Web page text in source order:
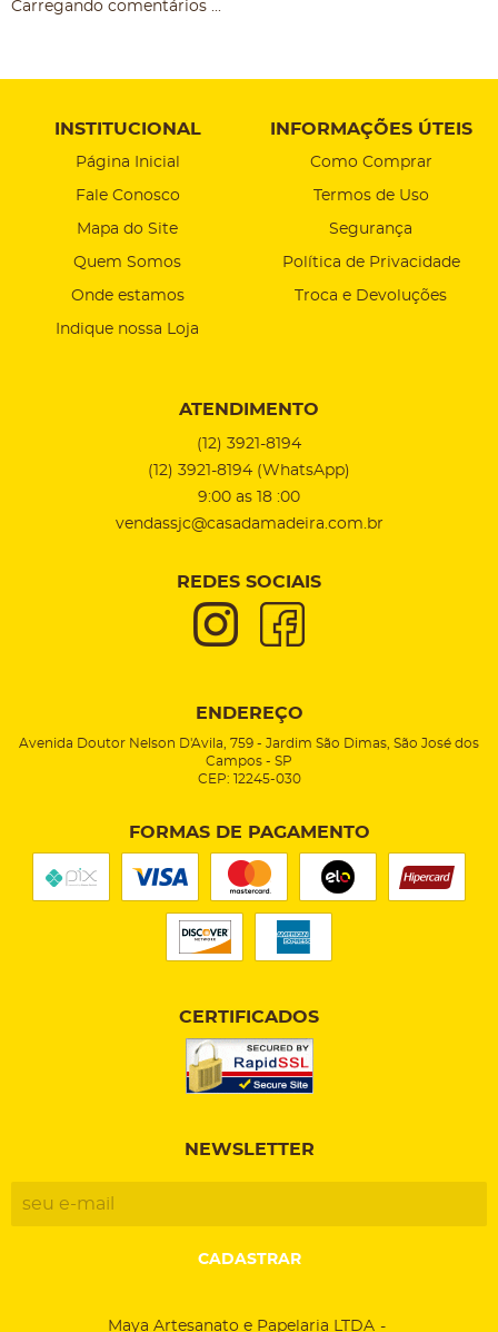
Carregando comentários ...
INSTITUCIONAL
Página Inicial
Fale Conosco
Mapa do Site
Quem Somos
Onde estamos
Indique nossa Loja
INFORMAÇÕES ÚTEIS
Como Comprar
Termos de Uso
Segurança
Política de Privacidade
Troca e Devoluções
ATENDIMENTO
(12) 3921-8194
(12) 3921-8194 (WhatsApp)
9:00 as 18 :00
vendassjc@casadamadeira.com.br
REDES SOCIAIS
ENDEREÇO
Avenida Doutor Nelson D'Avila, 759 - Jardim São Dimas, São José dos
Campos - SP
CEP: 12245-030
FORMAS DE PAGAMENTO
CERTIFICADOS
NEWSLETTER
CADASTRAR
Maya Artesanato e Papelaria LTDA